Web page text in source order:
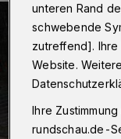
unteren Rand
schwebende
zutreffend]. Ihre
Website.
Ihre
rundschau.de-